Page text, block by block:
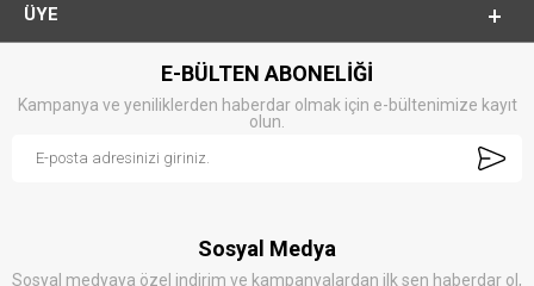
ÜYE
E-BÜLTEN ABONELİĞİ
Kampanya ve yeniliklerden haberdar olmak için e-bültenimize kayıt
olun.
Sosyal Medya
Sosyal medyaya özel indirim ve kampanyalardan ilk sen haberdar ol,